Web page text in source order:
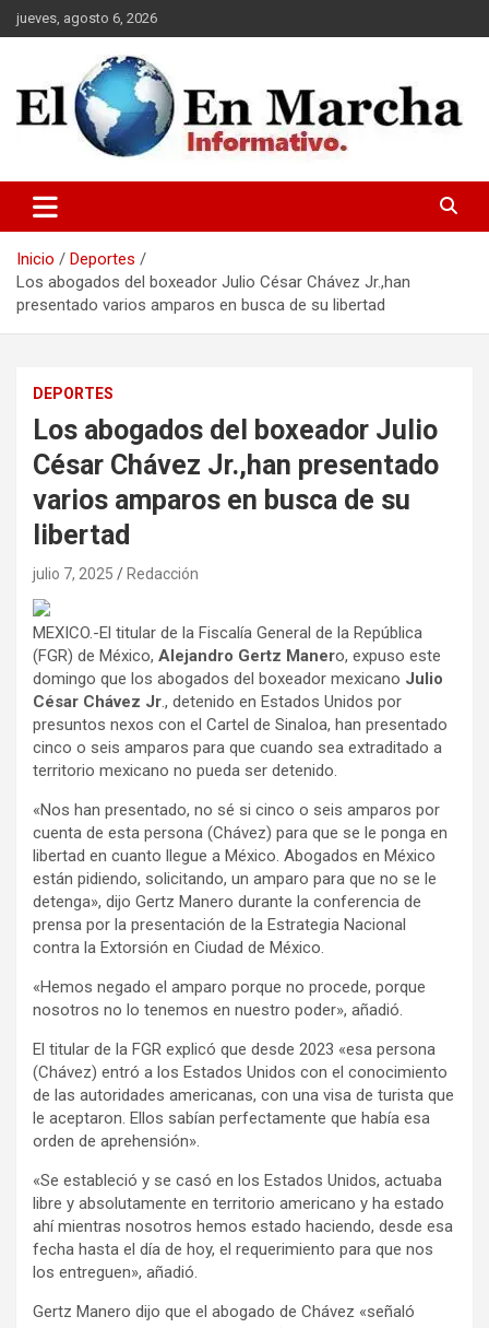
Saltar
al
jueves, agosto 6, 2026
elmundoenmarcha.net
Inicio
Deportes
Los abogados del boxeador Julio César Chávez Jr.,han
presentado varios amparos en busca de su libertad
DEPORTES
Los abogados del boxeador Julio
César Chávez Jr.,han presentado
varios amparos en busca de su
libertad
julio 7, 2025 Redacción
MEXICO.-El titular de la Fiscalía General de la República
(FGR) de México, Alejandro Gertz Manero, expuso este
domingo que los abogados del boxeador mexicano Julio
César Chávez Jr., detenido en Estados Unidos por
presuntos nexos con el Cartel de Sinaloa, han presentado
cinco o seis amparos para que cuando sea extraditado a
territorio mexicano no pueda ser detenido.
«Nos han presentado, no sé si cinco o seis amparos por
cuenta de esta persona (Chávez) para que se le ponga en
libertad en cuanto llegue a México. Abogados en México
están pidiendo, solicitando, un amparo para que no se le
detenga», dijo Gertz Manero durante la conferencia de
prensa por la presentación de la Estrategia Nacional
contra la Extorsión en Ciudad de México.
«Hemos negado el amparo porque no procede, porque
nosotros no lo tenemos en nuestro poder», añadió.
El titular de la FGR explicó que desde 2023 «esa persona
(Chávez) entró a los Estados Unidos con el conocimiento
de las autoridades americanas, con una visa de turista que
le aceptaron. Ellos sabían perfectamente que había esa
orden de aprehensión».
«Se estableció y se casó en los Estados Unidos, actuaba
libre y absolutamente en territorio americano y ha estado
ahí mientras nosotros hemos estado haciendo, desde esa
fecha hasta el día de hoy, el requerimiento para que nos
los entreguen», añadió.
Gertz Manero dijo que el abogado de Chávez «señaló